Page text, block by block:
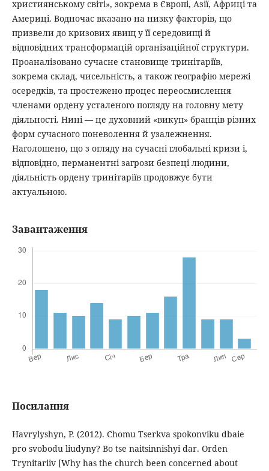
християнському світі», зокрема в Європі, Азії, Африці та
Америці. Водночас вказано на низку факторів, що
призвели до кризових явищ у її середовищі й
відповідних трансформацій організаційної структури.
Проаналізовано сучасне становище тринітаріїв,
зокрема склад, чисельність, а також географію мережі
осередків, та простежено процес переосмислення
членами ордену усталеного погляду на головну мету
діяльності. Нині — це духовний «викуп» бранців різних
форм сучасного поневолення й узалежнення.
Наголошено, що з огляду на сучасні глобальні кризи і,
відповідно, перманентні загрози безпеці людини,
діяльність ордену тринітаріїв продовжує бути
актуальною.
Завантаження
Посилання
Havrylyshyn, P. (2012). Chomu Tserkva spokonviku dbaie
pro svobodu liudyny? Bo tse naitsinnishyi dar. Orden
Trynitariiv [Why has the church been concerned about